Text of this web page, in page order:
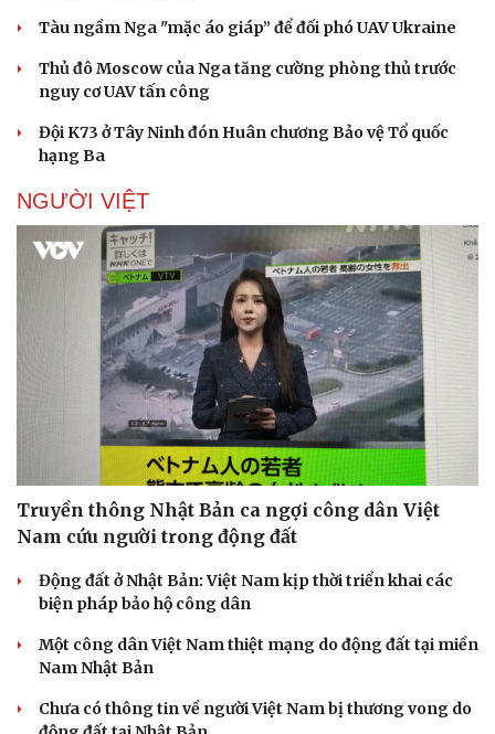
Doanh nghiệp
Thông tin doanh nghiệp
Doanh nghiệp 24h
Doanh nhân
Vì cộng đồng
Công nghệ
Chuyển đổi số
Tàu ngầm Nga "mặc áo giáp” để đối phó UAV Ukraine
Thủ đô Moscow của Nga tăng cường phòng thủ trước
nguy cơ UAV tấn công
Đội K73 ở Tây Ninh đón Huân chương Bảo vệ Tổ quốc
hạng Ba
NGƯỜI VIỆT
Truyền thông Nhật Bản ca ngợi công dân Việt
Nam cứu người trong động đất
Động đất ở Nhật Bản: Việt Nam kịp thời triển khai các
biện pháp bảo hộ công dân
Một công dân Việt Nam thiệt mạng do động đất tại miền
Nam Nhật Bản
Chưa có thông tin về người Việt Nam bị thương vong do